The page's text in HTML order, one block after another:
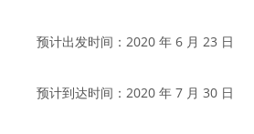
预计出发时间：2020 年 6 月 23 日
预计到达时间：2020 年 7 月 30 日